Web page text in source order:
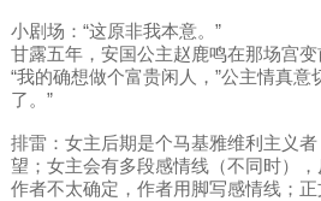
小剧场：“这原非我本意。”
甘露五年，安国公主赵鹿鸣在那场宫变
“我的确想做个富贵闲人，”公主情真意
了。”
排雷：女主后期是个马基雅维利主义
望；女主会有多段感情线（不同时）
作者不太确定，作者用脚写感情线；